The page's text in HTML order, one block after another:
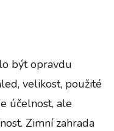
být opravdu
velikost, použité
účelnost, ale
Zimní zahrada